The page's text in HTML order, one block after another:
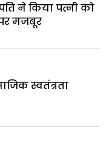
ने किया पत्नी को
मजबूर
स्वतंत्रता